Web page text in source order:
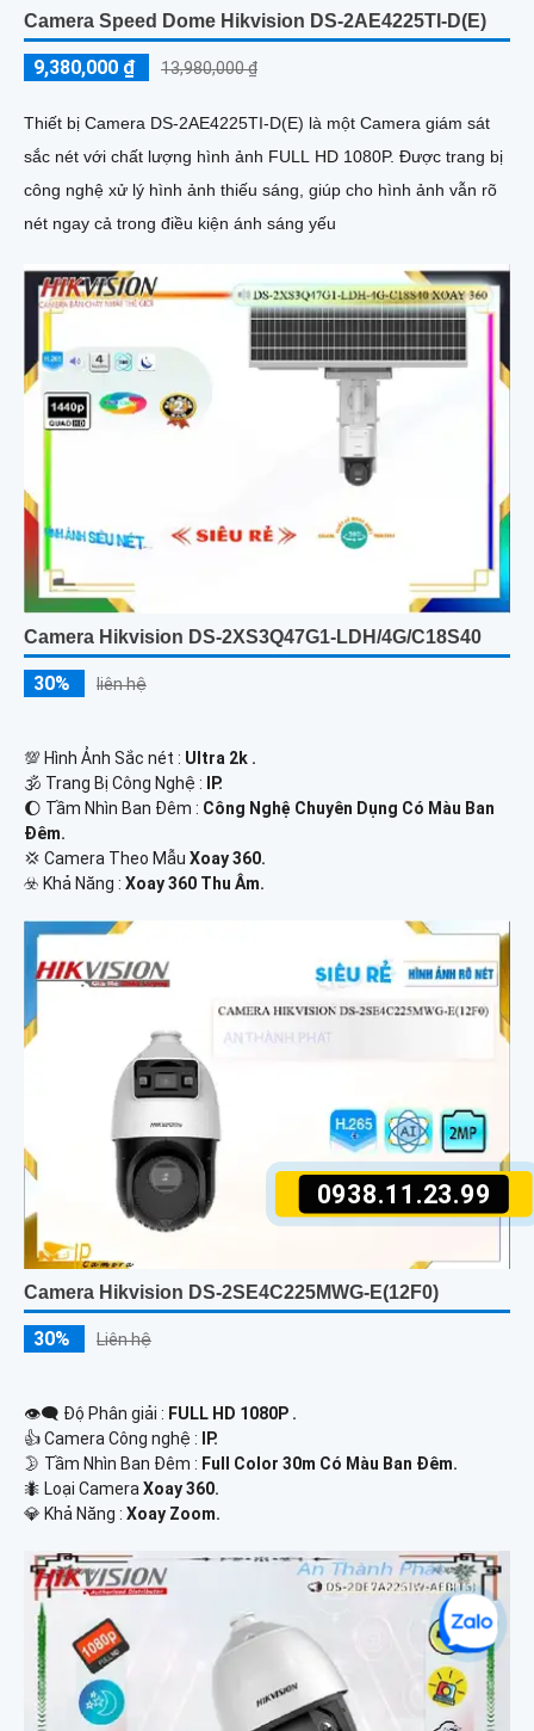
0938.11.23.99
Camera Speed Dome Hikvision DS-2AE4225TI-D(E)
9,380,000 ₫ 13,980,000 ₫
Thiết bị Camera DS-2AE4225TI-D(E) là một Camera giám sát
sắc nét với chất lượng hình ảnh FULL HD 1080P. Được trang bị
công nghệ xử lý hình ảnh thiếu sáng, giúp cho hình ảnh vẫn rõ
nét ngay cả trong điều kiện ánh sáng yếu
Camera Hikvision DS-2XS3Q47G1-LDH/4G/C18S40
30% liên hệ
💯 Hình Ảnh Sắc nét : Ultra 2k .
🕉️ Trang Bị Công Nghệ : IP.
🌔 Tầm Nhìn Ban Đêm : Công Nghệ Chuyên Dụng Có Màu Ban
Đêm.
💢 Camera Theo Mẫu Xoay 360.
️☣️ Khả Năng : Xoay 360 Thu Âm.
Camera Hikvision DS-2SE4C225MWG-E(12F0)
30% Liên hệ
👁️‍🗨 Độ Phân giải : FULL HD 1080P .
👍 Camera Công nghệ :
IP.
🌛 Tầm Nhìn Ban Đêm : Full Color 30m Có Màu Ban Đêm.
🐜 Loại CameraXoay 360.
️💎 Khả Năng : Xoay Zoom.